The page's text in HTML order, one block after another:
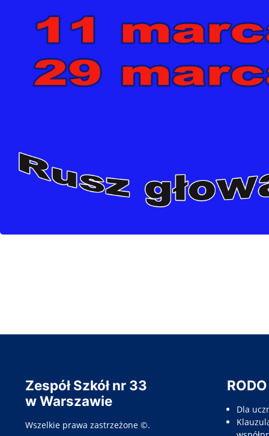
Zespół Szkół nr 33
w Warszawie
Wszelkie prawa zastrzeżone ©.
RODO
Dla